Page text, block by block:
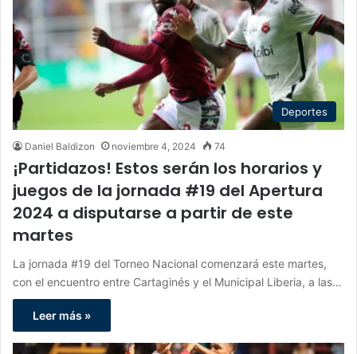
Deportes
Daniel Baldizon noviembre 4, 2024 74
¡Partidazos! Estos serán los horarios y
juegos de la jornada #19 del Apertura
2024 a disputarse a partir de este
martes
La jornada #19 del Torneo Nacional comenzará este martes,
con el encuentro entre Cartaginés y el Municipal Liberia, a las…
Leer más »